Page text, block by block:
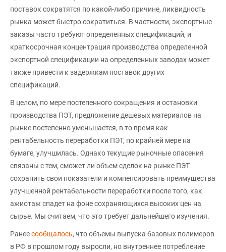
поставок сократятся по какой-либо причине, ликвидность
рынка может быстро сократиться. В частности, экспортные
заказы часто требуют определенных спецификаций, и
краткосрочная концентрация производства определенной
экспортной спецификации на определенных заводах может
также привести к задержкам поставок других
спецификаций.
В целом, по мере постепенного сокращения и остановки
производства ПЭТ, предложение дешевых материалов на
рынке постепенно уменьшается, в то время как
рентабельность переработки ПЭТ, по крайней мере на
бумаге, улучшилась. Однако текущие рыночные опасения
связаны с тем, сможет ли объем сделок на рынке ПЭТ
сохранить свои показатели и компенсировать преимущества
улучшенной рентабельности переработки после того, как
ажиотаж спадет на фоне сохраняющихся высоких цен на
сырье. Мы считаем, что это требует дальнейшего изучения.
Ранеесообщалось, что объемы выпуска базовых полимеров
в РФ в прошлом году выросли, но внутреннее потребление